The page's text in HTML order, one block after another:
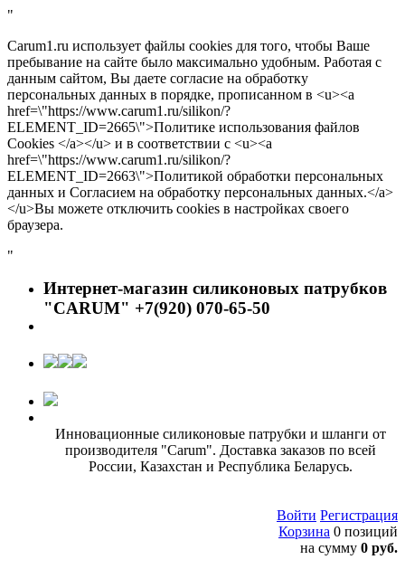
"
Carum1.ru использует файлы cookies для того, чтобы Ваше
пребывание на сайте было максимально удобным. Работая с
данным сайтом, Вы даете согласие на обработку
персональных данных в порядке, прописанном в <u><a
href=\"https://www.carum1.ru/silikon/?
ELEMENT_ID=2665\">Политике использования файлов
Cookies </a></u> и в соответствии с <u><a
href=\"https://www.carum1.ru/silikon/?
ELEMENT_ID=2663\">Политикой обработки персональных
данных и Согласием на обработку персональных данных.</a>
</u>Вы можете отключить cookies в настройках своего
браузера.
"
Интернет-магазин силиконовых патрубков
"CARUM" +7(920) 070-65-50
Инновационные силиконовые патрубки и шланги от
производителя "Carum". Доставка заказов по всей
России, Казахстан и Республика Беларусь.
Войти Регистрация
Корзина 0 позиций
на сумму 0 руб.